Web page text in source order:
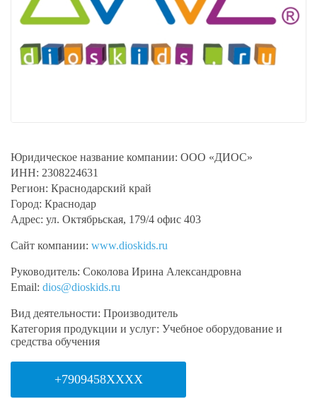
Юридическое название компании: ООО «ДИОС»
ИНН: 2308224631
Регион: Краснодарский край
Город: Краснодар
Адрес: ул. Октябрьская, 179/4 офис 403
Сайт компании: www.dioskids.ru
Руководитель: Соколова Ирина Александровна
Email: dios@dioskids.ru
Вид деятельности: Производитель
Категория продукции и услуг: Учебное оборудование и
средства обучения
+7909458XXXX